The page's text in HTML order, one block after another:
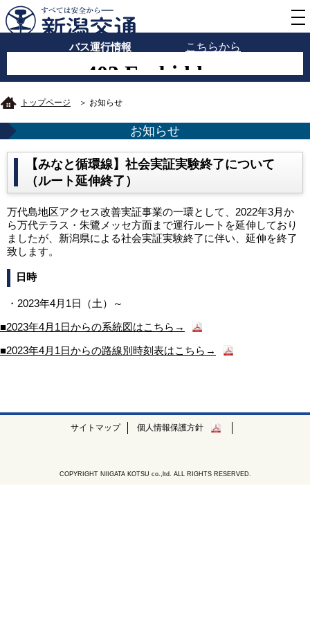
バス運行情報 こちらから
トップページ ＞ お知らせ
お知らせ
【みなと循環線】社会実証実験終了について
（ルート延伸終了）
万代島地区アクセス改善実証事業の一環として、2022年3月か
ら万代テラス・朱鷺メッセ方面まで運行ルートを延伸しており
ましたが、新潟県による社会実証実験終了に伴い、延伸を終了
致します。
日時
・2023年4月1日（土）～
■2023年4月1日からの系統図はこちら→
■2023年4月1日からの路線別時刻表はこちら→
サイトマップ 個人情報保護方針
COPYRIGHT NIIGATA KOTSU co.,ltd. ALL RIGHTS RESERVED.